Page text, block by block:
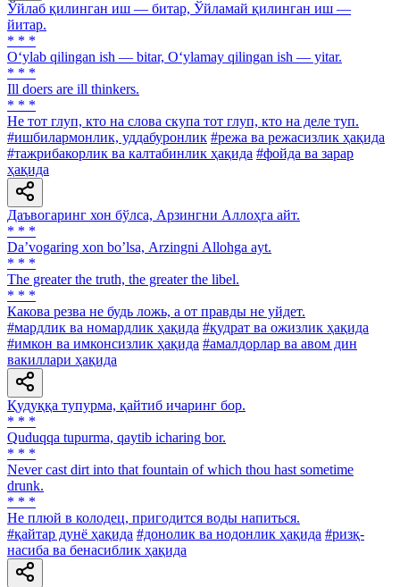
Ўйлаб қилинган иш — битар, Ўйламай қилинган иш —
йитар.
* * *
O‘ylab qilingan ish — bitar, O‘ylamay qilingan ish — yitar.
* * *
Ill doers are ill thinkers.
* * *
He тот глуп, кто на слова скупа тот глуп, кто на деле туп.
#ишбилармонлик, уддабуронлик #режа ва режасизлик ҳақида
#тажрибакорлик ва калтабинлик ҳақида #фойда ва зарар
ҳақида
Даъвогаринг хон бўлса, Арзингни Аллоҳга айт.
* * *
Daʼvogaring xon boʼlsa, Аrzingni Аllohga ayt.
* * *
The greater the truth, the greater the libel.
* * *
Какова резва не будь ложь, а от правды не уйдет.
#мардлик ва номардлик ҳақида #қудрат ва ожизлик ҳақида
#имкон ва имконсизлик ҳақида #амалдорлар ва авом дин
вакиллари ҳақида
Қудуққа тупурма, қайтиб ичаринг бор.
* * *
Quduqqa tupurma, qaytib icharing bor.
* * *
Never cast dirt into that fountain of which thou hast sometime
drunk.
* * *
He плюй в колодец, пригодится воды напиться.
#қайтар дунё ҳақида #донолик ва нодонлик ҳақида #ризқ-
насиба ва бенасиблик ҳақида